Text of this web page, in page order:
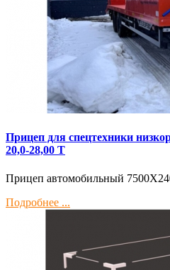
Прицеп для спецтехники
20,0-28,00 Т
Прицеп автомобильный
Подробнее ...